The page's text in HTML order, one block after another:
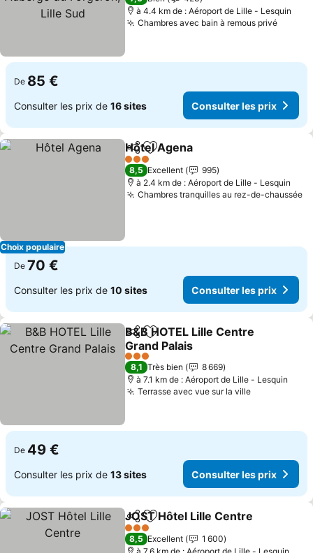
à 4.4 km de : Aéroport de Lille - Lesquin
Chambres avec bain à remous privé
De 85 €
Consulter les prix de 16 sites Consulter les prix
Choix populaire
PartagerAjouter à mes favoris
Hôtel Agena
3 Étoiles
8,5 Excellent
995
à 2.4 km de : Aéroport de Lille - Lesquin
Chambres tranquilles au rez-de-chaussée
De 70 €
Consulter les prix de 10 sites Consulter les prix
PartagerAjouter à mes favoris
B&B HOTEL Lille Centre
Grand Palais
3 Étoiles
8,1 Très bien
8 669
à 7.1 km de : Aéroport de Lille - Lesquin
Terrasse avec vue sur la ville
De 49 €
Consulter les prix de 13 sites Consulter les prix
PartagerAjouter à mes favoris
JOST Hôtel Lille Centre
3 Étoiles
8,5 Excellent
1 600